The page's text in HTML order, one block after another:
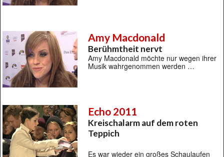
Amy Macdonald
Berühmtheit nervt
Amy Macdonald möchte nur wegen ihrer
Musik wahrgenommen werden …
Echo 2011
Kreischalarm auf dem roten
Teppich
Es war wieder ein großes Schaulaufen